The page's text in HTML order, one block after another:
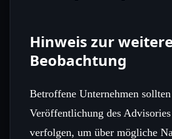
Hinweis zur
Beobachtung
Betroffene Unternehmen
Veröffentlichung des
verfolgen, um über mögliche